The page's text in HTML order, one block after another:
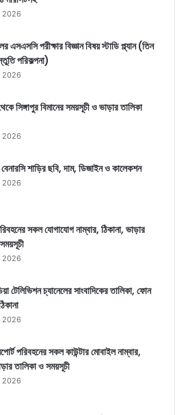
2026
এসএসসি পরীক্ষার বিজ্ঞান বিষয় স্টাডি প্ল্যান (তিন
পরিকল্পনা)
2026
সিঙ্গাপুর বিমানের সময়সূচী ও ভাড়ার তালিকা
2026
বেনারসি শাড়ির ছবি, দাম, ডিজাইন ও কালেকশন
2026
সকল যোগাযোগ নাম্বার, ঠিকানা, ভাড়ার
2026
টেলিভিশন চ্যানেলের সাংবাদিকের তালিকা, ফোন
2026
পরিবহনের সকল কাউন্টার মোবাইল নাম্বার,
তালিকা ও সময়সূচী
2026